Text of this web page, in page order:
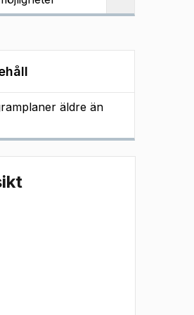
äldre än